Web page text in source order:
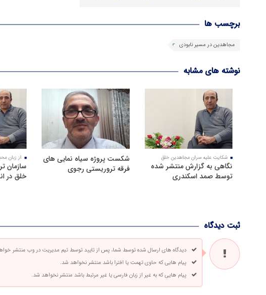
برچسب ها
مجاهدین در مسیر نابودی
نوشته های مشابه
شکایت علیه سران مجاهدین خلق
نگاهی به گزارش منتشر شده
توسط صمد اسکندری
شکست پروژه سیاه نمایی های
فرقه تروریستی رجوی
از زبان
سازمان
خلق در
ثبت دیدگاه
دیدگاه های ارسال شده توسط شما، پس از تایید توسط تیم مدیریت در وب منتشر
پیام هایی که حاوی تهمت یا افترا باشد منتشر نخواهد شد.
پیام هایی که به غیر از زبان فارسی یا غیر مرتبط باشد منتشر نخواهد شد.